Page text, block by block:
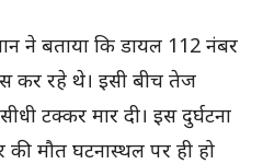
ने बताया कि डायल 112 नंबर
कर रहे थे। इसी बीच तेज
टक्कर मार दी। इस दुर्घटना
मौत घटनास्थल पर ही हो